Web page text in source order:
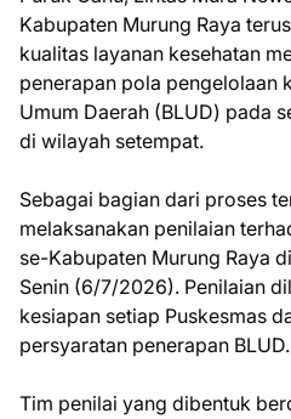
Kabupaten Murung Raya
kualitas layanan kesehatan
penerapan pola pengelolaan
Umum Daerah (BLUD) pada
di wilayah setempat.
Sebagai bagian dari proses
melaksanakan penilaian
se-Kabupaten Murung Raya
Senin (6/7/2026). Penilaian
kesiapan setiap Puskesmas
persyaratan penerapan BLUD.
Tim penilai yang dibentuk